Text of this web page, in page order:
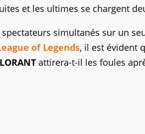
et les ultimes se chargent
simultanés sur un
of Legends, il est évident
attirera-t-il les foules